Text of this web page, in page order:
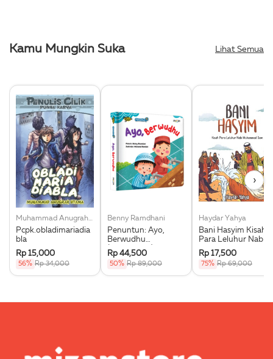
Kamu Mungkin Suka Lihat Semua
Muhammad Anugrah Utama
Pcpk.obladimariadia
bla
Rp 15,000
56% Rp 34,000
Benny Ramdhani
Penuntun: Ayo,
Berwudhu
(Boardbook)
Rp 44,500
50% Rp 89,000
Haydar Yahya
Bani Hasyim Kisah
Para Leluhur Nabi
Muhammad Saw.
Rp 17,500
75% Rp 69,000
›